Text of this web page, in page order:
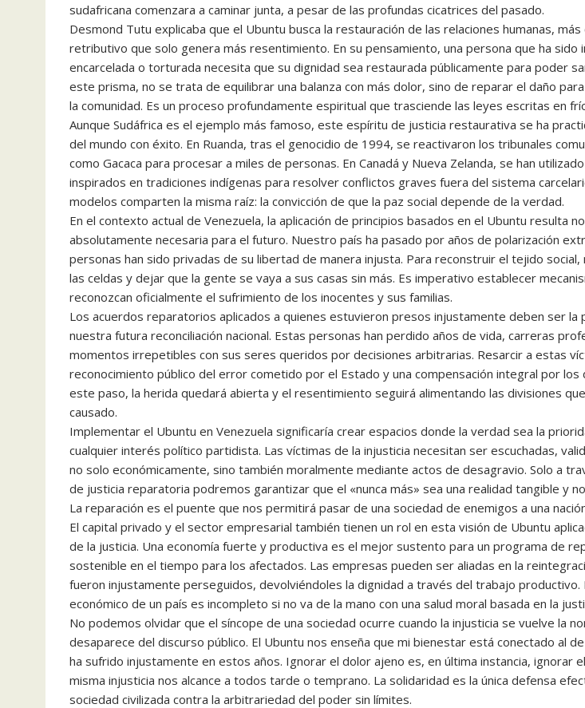
sudafricana comenzara a caminar junta, a pesar de las profundas cicatrices del pasado.
Desmond Tutu explicaba que el Ubuntu busca la restauración de las relaciones humanas,
retributivo que solo genera más resentimiento. En su pensamiento, una persona que ha sido
encarcelada o torturada necesita que su dignidad sea restaurada públicamente para poder
este prisma, no se trata de equilibrar una balanza con más dolor, sino de reparar el daño
la comunidad. Es un proceso profundamente espiritual que trasciende las leyes escritas en
Aunque Sudáfrica es el ejemplo más famoso, este espíritu de justicia restaurativa se ha
del mundo con éxito. En Ruanda, tras el genocidio de 1994, se reactivaron los tribunales
como Gacaca para procesar a miles de personas. En Canadá y Nueva Zelanda, se han
inspirados en tradiciones indígenas para resolver conflictos graves fuera del sistema
modelos comparten la misma raíz: la convicción de que la paz social depende de la verdad.
En el contexto actual de Venezuela, la aplicación de principios basados en el Ubuntu resulta
absolutamente necesaria para el futuro. Nuestro país ha pasado por años de polarización
personas han sido privadas de su libertad de manera injusta. Para reconstruir el tejido
las celdas y dejar que la gente se vaya a sus casas sin más. Es imperativo establecer
reconozcan oficialmente el sufrimiento de los inocentes y sus familias.
Los acuerdos reparatorios aplicados a quienes estuvieron presos injustamente deben ser la
nuestra futura reconciliación nacional. Estas personas han perdido años de vida, carreras
momentos irrepetibles con sus seres queridos por decisiones arbitrarias. Resarcir a estas
reconocimiento público del error cometido por el Estado y una compensación integral por los
este paso, la herida quedará abierta y el resentimiento seguirá alimentando las divisiones
causado.
Implementar el Ubuntu en Venezuela significaría crear espacios donde la verdad sea la
cualquier interés político partidista. Las víctimas de la injusticia necesitan ser escuchadas,
no solo económicamente, sino también moralmente mediante actos de desagravio. Solo a
de justicia reparatoria podremos garantizar que el «nunca más» sea una realidad tangible y
La reparación es el puente que nos permitirá pasar de una sociedad de enemigos a una
El capital privado y el sector empresarial también tienen un rol en esta visión de Ubuntu
de la justicia. Una economía fuerte y productiva es el mejor sustento para un programa de
sostenible en el tiempo para los afectados. Las empresas pueden ser aliadas en la
fueron injustamente perseguidos, devolviéndoles la dignidad a través del trabajo productivo.
económico de un país es incompleto si no va de la mano con una salud moral basada en la
No podemos olvidar que el síncope de una sociedad ocurre cuando la injusticia se vuelve la
desaparece del discurso público. El Ubuntu nos enseña que mi bienestar está conectado al
ha sufrido injustamente en estos años. Ignorar el dolor ajeno es, en última instancia, ignorar
misma injusticia nos alcance a todos tarde o temprano. La solidaridad es la única defensa
sociedad civilizada contra la arbitrariedad del poder sin límites.